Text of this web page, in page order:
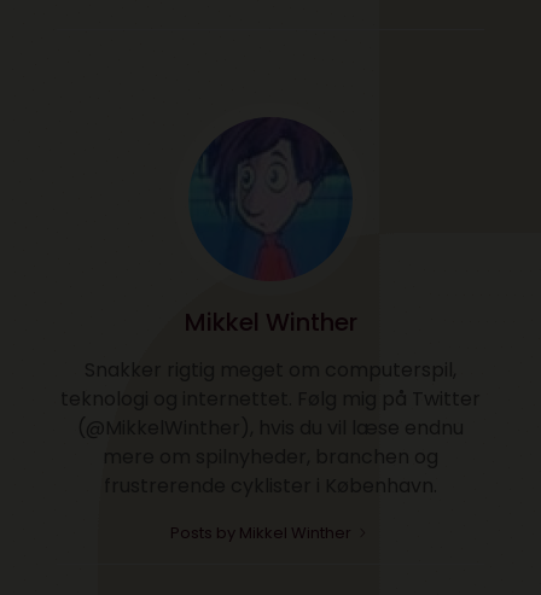
Mikkel Winther
Posts by Mikkel Winther